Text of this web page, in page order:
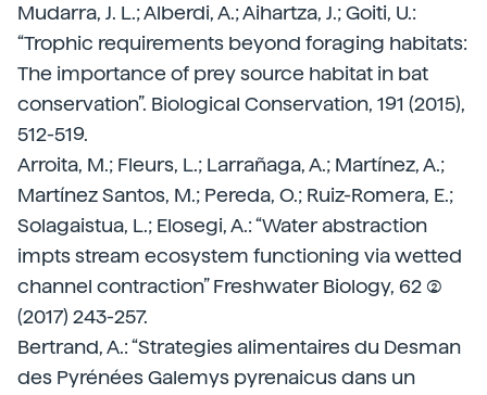
Mudarra, J. L.; Alberdi, A.; Aihartza, J.; Goiti, U.:
“Trophic requirements beyond foraging habitats:
The importance of prey source habitat in bat
conservation”. Biological Conservation, 191 (2015),
512-519.
Arroita, M.; Fleurs, L.; Larrañaga, A.; Martínez, A.;
Martínez Santos, M.; Pereda, O.; Ruiz-Romera, E.;
Solagaistua, L.; Elosegi, A.: “Water abstraction
impts stream ecosystem functioning via wetted
channel contraction” Freshwater Biology, 62 (2)
(2017) 243-257.
Bertrand, A.: “Strategies alimentaires du Desman
des Pyrénées Galemys pyrenaicus dans un